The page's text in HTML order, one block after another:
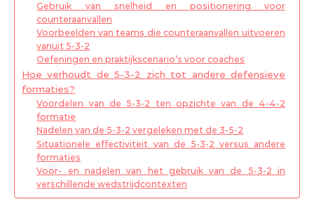
Gebruik van snelheid en positionering voor
counteraanvallen
Voorbeelden van teams die counteraanvallen uitvoeren
vanuit 5-3-2
Oefeningen en praktijkscenario’s voor coaches
Hoe verhoudt de 5-3-2 zich tot andere defensieve
formaties?
Voordelen van de 5-3-2 ten opzichte van de 4-4-2
formatie
Nadelen van de 5-3-2 vergeleken met de 3-5-2
Situationele effectiviteit van de 5-3-2 versus andere
formaties
Voor- en nadelen van het gebruik van de 5-3-2 in
verschillende wedstrijdcontexten